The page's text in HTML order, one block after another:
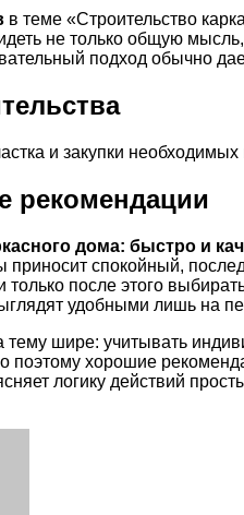
в теме «Строительство
не только общую
подход обычно
и закупки
рекомендации
дома: быстро и
приносит спокойный,
только после этого
удобными лишь на
тему шире: учитывать
поэтому хорошие
логику действий